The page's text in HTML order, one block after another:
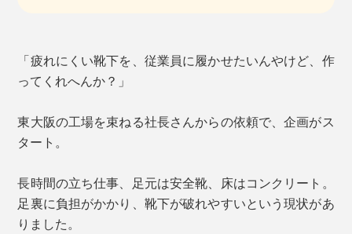
「疲れにくい靴下を、従業員に履かせたいんやけど、作
ってくれへんか？」
東大阪の工場を束ねる社長さんからの依頼で、企画がス
タート。
長時間の立ち仕事、足元は安全靴、床はコンクリート。
足裏に負担がかかり、靴下が破れやすいという現状があ
りました。